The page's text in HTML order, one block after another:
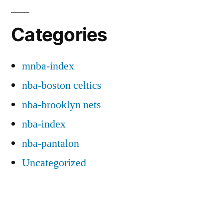
Categories
mnba-index
nba-boston celtics
nba-brooklyn nets
nba-index
nba-pantalon
Uncategorized